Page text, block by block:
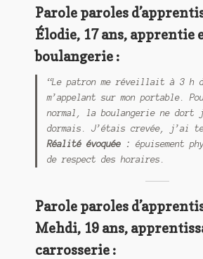
Parole paroles
Élodie, 17 ans, apprentie
boulangerie :
“Le patron me réveillait à 3 h
m’appelant sur mon portable.
normal, la boulangerie ne dort
dormais. J’étais crevée, j’ai
Réalité évoquée :
épuisement
de respect des horaires.
Parole paroles
Mehdi, 19 ans,
carrosserie :